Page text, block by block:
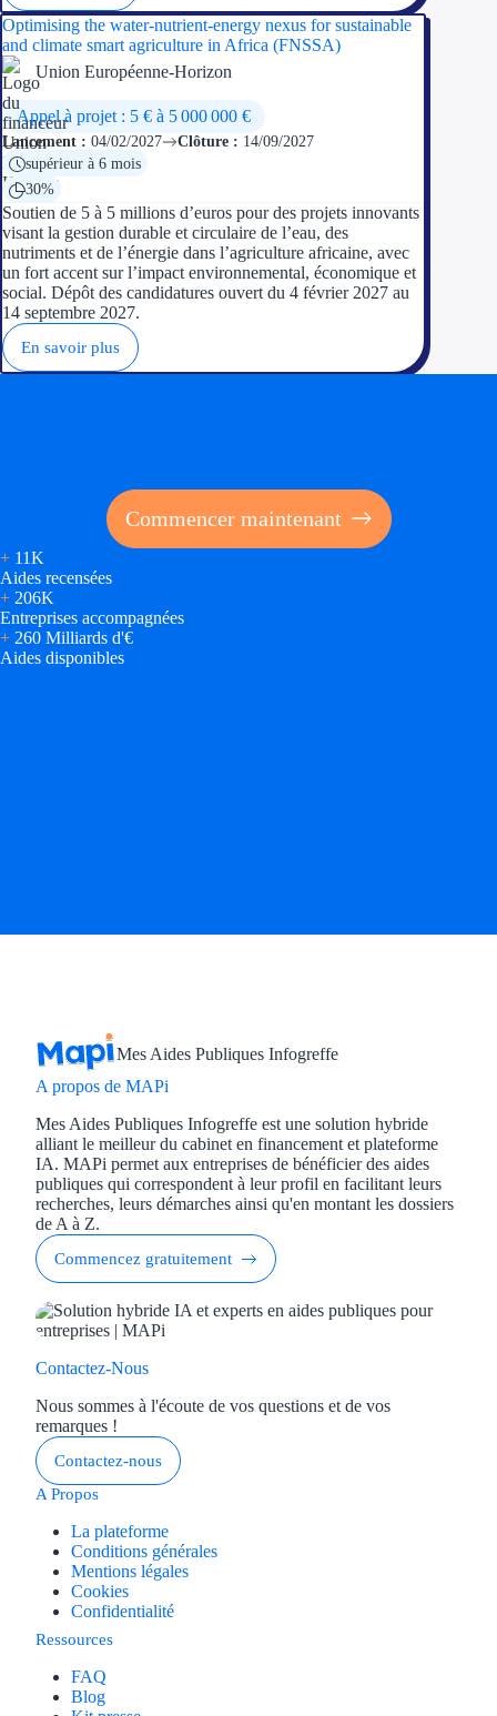
Contactez-nous
Optimising the water-nutrient-energy nexus for sustainable
and climate smart agriculture in Africa (FNSSA)
Union Européenne-Horizon
Appel à projet : 5 € à 5 000 000 €
Lancement : 04/02/2027 Clôture : 14/09/2027
supérieur à 6 mois
30%
Soutien de 5 à 5 millions d’euros pour des projets innovants
visant la gestion durable et circulaire de l’eau, des
nutriments et de l’énergie dans l’agriculture africaine, avec
un fort accent sur l’impact environnemental, économique et
social. Dépôt des candidatures ouvert du 4 février 2027 au
14 septembre 2027.
En savoir plus
Commencer maintenant
+ 11K
Aides recensées
+ 206K
Entreprises accompagnées
+ 260 Milliards d'€
Aides disponibles
Mes Aides Publiques Infogreffe
A propos de MAPi
Mes Aides Publiques Infogreffe est une solution hybride
alliant le meilleur du cabinet en financement et plateforme
IA. MAPi permet aux entreprises de bénéficier des aides
publiques qui correspondent à leur profil en facilitant leurs
recherches, leurs démarches ainsi qu'en montant les dossiers
de A à Z.
Commencez gratuitement
Contactez-Nous
Nous sommes à l'écoute de vos questions et de vos
remarques !
Contactez-nous
A Propos
La plateforme
Conditions générales
Mentions légales
Cookies
Confidentialité
Ressources
FAQ
Blog